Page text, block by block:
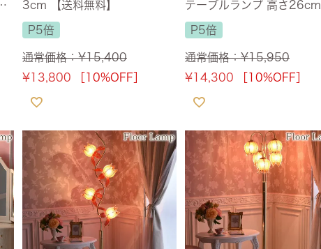
3cm 【送料無料】
P5倍
通常価格：¥15,400
¥13,800 ［10%OFF］
テーブルランプ 高さ26cm
【送料無料】
P5倍
通常価格：¥15,950
¥14,300 ［10%OFF］